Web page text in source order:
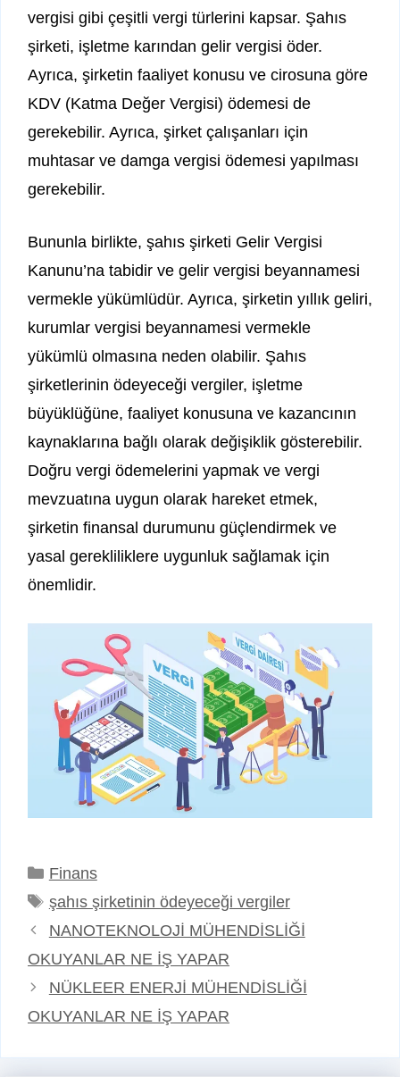
vergisi gibi çeşitli vergi türlerini kapsar. Şahıs
şirketi, işletme karından gelir vergisi öder.
Ayrıca, şirketin faaliyet konusu ve cirosuna göre
KDV (Katma Değer Vergisi) ödemesi de
gerekebilir. Ayrıca, şirket çalışanları için
muhtasar ve damga vergisi ödemesi yapılması
gerekebilir.
Bununla birlikte, şahıs şirketi Gelir Vergisi
Kanunu’na tabidir ve gelir vergisi beyannamesi
vermekle yükümlüdür. Ayrıca, şirketin yıllık geliri,
kurumlar vergisi beyannamesi vermekle
yükümlü olmasına neden olabilir. Şahıs
şirketlerinin ödeyeceği vergiler, işletme
büyüklüğüne, faaliyet konusuna ve kazancının
kaynaklarına bağlı olarak değişiklik gösterebilir.
Doğru vergi ödemelerini yapmak ve vergi
mevzuatına uygun olarak hareket etmek,
şirketin finansal durumunu güçlendirmek ve
yasal gerekliliklere uygunluk sağlamak için
önemlidir.
Kategoriler
Finans
Etiketler
şahıs şirketinin ödeyeceği vergiler
NANOTEKNOLOJİ MÜHENDİSLİĞİ
OKUYANLAR NE İŞ YAPAR
NÜKLEER ENERJİ MÜHENDİSLİĞİ
OKUYANLAR NE İŞ YAPAR